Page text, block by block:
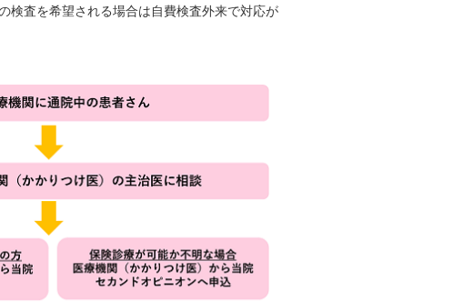
検査を希望される場合は自費検査外来で対応が